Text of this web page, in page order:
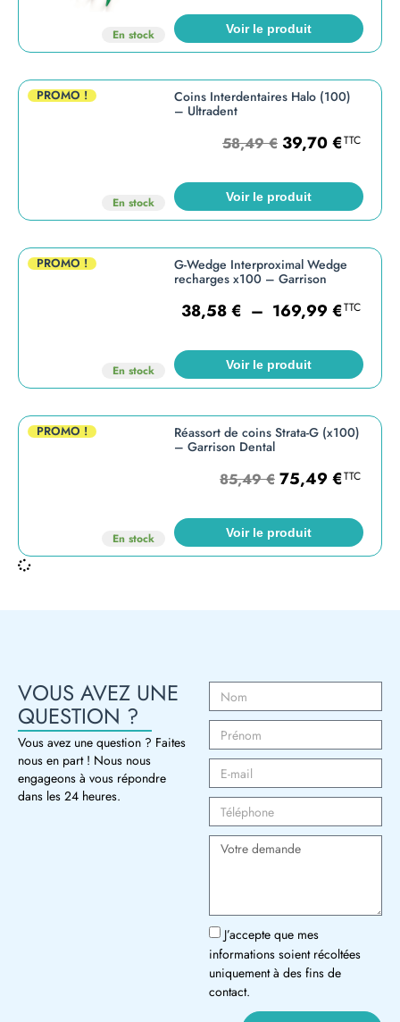
En stock Voir le produit
PROMO !
En stock
Coins Interdentaires Halo (100)
– Ultradent
58,49€ 39,70€TTC
Voir le produit
PROMO !
En stock
G-Wedge Interproximal Wedge
recharges x100 – Garrison
38,58€ – 169,99€TTC
Voir le produit
PROMO !
En stock
Réassort de coins Strata-G (x100)
– Garrison Dental
85,49€ 75,49€TTC
Voir le produit
VOUS AVEZ UNE
QUESTION ?
Vous avez une question ? Faites
nous en part ! Nous nous
engageons à vous répondre
dans les 24 heures.
J’accepte que mes
informations soient récoltées
uniquement à des fins de
contact.